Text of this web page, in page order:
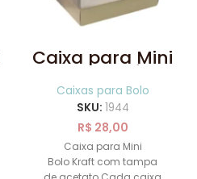
Caixa para Mini
Bolo Kraft
8,5×8,5×8,5
com 10 un
Caixas para Bolo
SKU: 1944
R$ 28,00
Caixa para Mini
Bolo Kraft com tampa